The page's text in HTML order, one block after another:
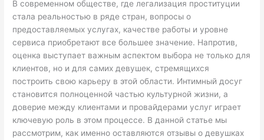
В современном обществе, где легализация проституции
стала реальностью в ряде стран, вопросы о
предоставляемых услугах, качестве работы и уровне
сервиса приобретают все большее значение. Напротив,
оценка выступает важным аспектом выбора не только для
клиентов, но и для самих девушек, стремящихся
построить свою карьеру в этой области. Интимный досуг
становится полноценной частью культурной жизни, а
доверие между клиентами и провайдерами услуг играет
ключевую роль в этом процессе. В данной статье мы
рассмотрим, как именно оставляются отзывы о девушках